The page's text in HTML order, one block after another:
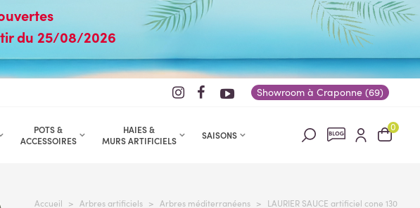
du 25/08/2026
Showroom à Craponne (69)
POTS &
ACCESSOIRES
HAIES &
MURS ARTIFICIELS
SAISONS
0
Accueil > Arbres artificiels > Arbres méditerranéens >
LAURIER SAUCE artificiel cone 130